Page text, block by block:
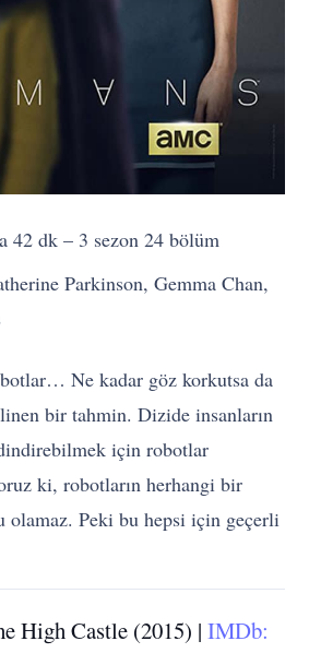
42 dk – 3 sezon 24 bölüm
Parkinson, Gemma Chan,
Ne kadar göz korkutsa da
bir tahmin. Dizide insanların
için robotlar
ki, robotların herhangi bir
olamaz. Peki bu hepsi için geçerli
High Castle (2015) |IMDb: